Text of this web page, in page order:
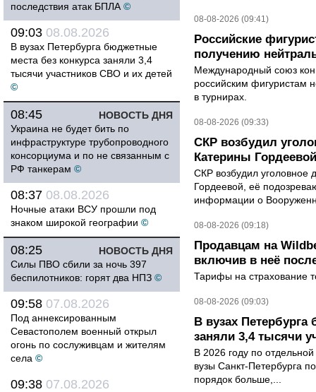
последствия атак БПЛА ©
09:03 08.08.2026
В вузах Петербурга бюджетные
места без конкурса заняли 3,4
тысячи участников СВО и их детей
©
НОВОСТЬ ДНЯ
08:45
Украина не будет бить по
инфраструктуре трубопроводного
консорциума и по не связанным с
РФ танкерам ©
08:37 08.08.2026
Ночные атаки ВСУ прошли под
знаком широкой географии ©
НОВОСТЬ ДНЯ
08:25
Силы ПВО сбили за ночь 397
беспилотников: горят два НПЗ ©
09:58 07.08.2026
Под аннексированным
Севастополем военный открыл
огонь по сослуживцам и жителям
села ©
09:38 07.08.2026
08-08-2026 (09:41)
Российские
получению
Международный союз
российским фигуристам
в турнирах.
08-08-2026 (09:33)
СКР возбудил
Катерины Гордеевой
СКР возбудил уголовное
Гордеевой, её
информации о
08-08-2026 (09:18)
Продавцам на
включив в неё
Тарифы на страхование
08-08-2026 (09:03)
В вузах
заняли 3,4 тысячи
В 2026 году по
вузы Санкт-Петербурга
порядок больше,...